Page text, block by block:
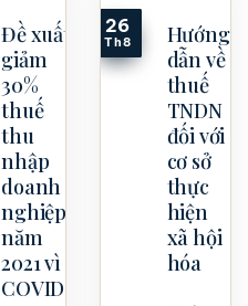
Đề xuất
giảm
30%
thuế
thu
nhập
doanh
nghiệp
năm
2021 vì
COVID-
Hướng
dẫn về
thuế
TNDN
đối với
cơ sở
thực
hiện
xã hội
hóa
26
Th8